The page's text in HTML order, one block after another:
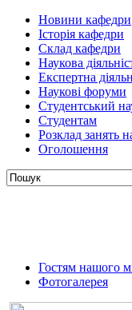
Новини кафедри
Історія кафедри
Склад кафедри
Наукова
Експертна
Наукові форуми
Студентський
Студентам
Розклад занять
Оголошення
Гостям нашого
Фотогалерея